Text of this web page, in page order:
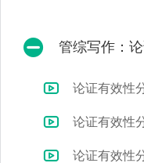
管综写作：
论证有效性
论证有效性
论证有效性